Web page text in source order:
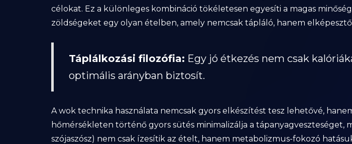
célokat. Ez a különleges kombináció tökéletesen egyesíti a magas
zöldségeket egy olyan ételben, amely nemcsak tápláló, hanem
Táplálkozási filozófia: Egy jó étkezés nem csak
optimális arányban biztosít.
A wok technika használata nemcsak gyors elkészítést tesz lehetővé,
hőmérsékleten történő gyors sütés minimalizálja a tápanyagveszteséget,
szójaszósz) nem csak ízesítik az ételt, hanem metabolizmus-fokozó